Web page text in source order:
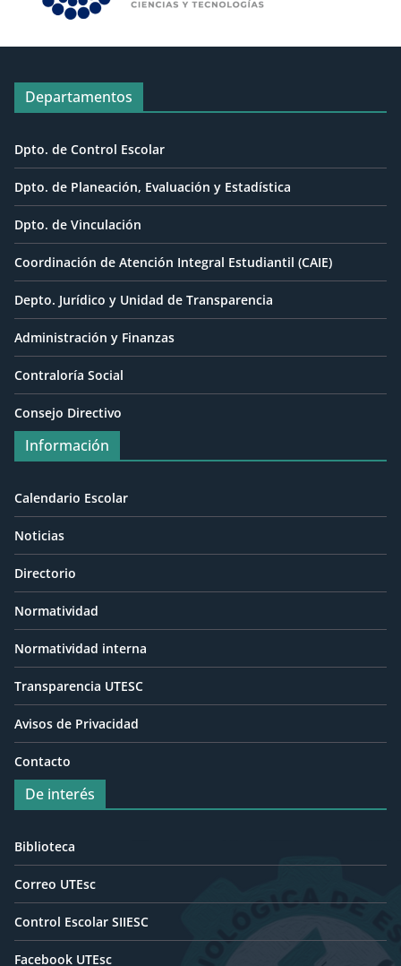
Departamentos
Dpto. de Control Escolar
Dpto. de Planeación, Evaluación y Estadística
Dpto. de Vinculación
Coordinación de Atención Integral Estudiantil (CAIE)
Depto. Jurídico y Unidad de Transparencia
Administración y Finanzas
Contraloría Social
Consejo Directivo
Información
Calendario Escolar
Noticias
Directorio
Normatividad
Normatividad interna
Transparencia UTESC
Avisos de Privacidad
Contacto
De interés
Biblioteca
Correo UTEsc
Control Escolar SIIESC
Facebook UTEsc